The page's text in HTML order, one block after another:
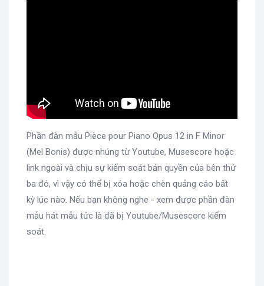
Phần đàn mẫu Pièce pour Piano Opus 12 in F Minor
(Mel Bonis) được nhúng từ Youtube, Musescore hoặc
link ngoài và chịu sự kiểm soát bản quyền của bên thứ
ba đó, vì vậy có thể bị xóa hoặc chèn quảng cáo bất
kỳ lúc nào. Nếu bạn không nghe - xem được phần đàn
mẫu hát mẫu tức là đã bị Youtube/Musescore kiểm
soát.